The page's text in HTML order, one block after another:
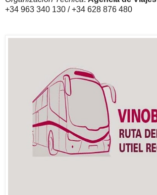
+34 963 340 130 / +34 628 876 480